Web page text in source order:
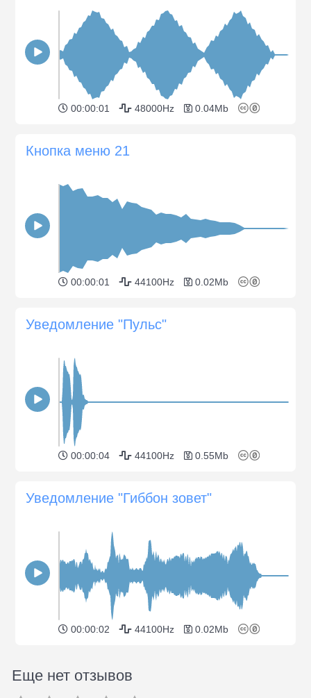
00:00:01 48000Hz 0.04Mb
Кнопка меню 21
00:00:01 44100Hz 0.02Mb
Уведомление "Пульс"
00:00:04 44100Hz 0.55Mb
Уведомление "Гиббон зовет"
00:00:02 44100Hz 0.02Mb
Еще нет отзывов